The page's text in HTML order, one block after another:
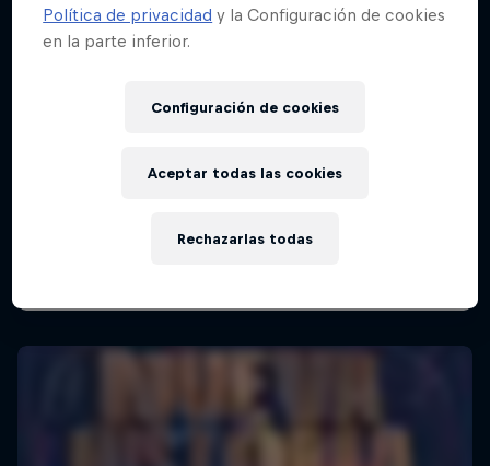
Política de privacidad y la Configuración de cookies
en la parte inferior.
Configuración de cookies
Rechazarlas todas
Aceptar todas las cookies